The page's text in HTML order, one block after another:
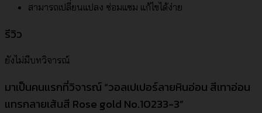
สามารถเปลี่ยนแปลง ซ่อมแซม แก้ไขได้ง่าย
รีวิว
ยังไม่มีบทวิจารณ์
มาเป็นคนแรกที่วิจารณ์ “วอลเปเปอร์ลายหินอ่อน สีเทาอ่อน
แทรกลายเส้นสี Rose gold No.10233-3”